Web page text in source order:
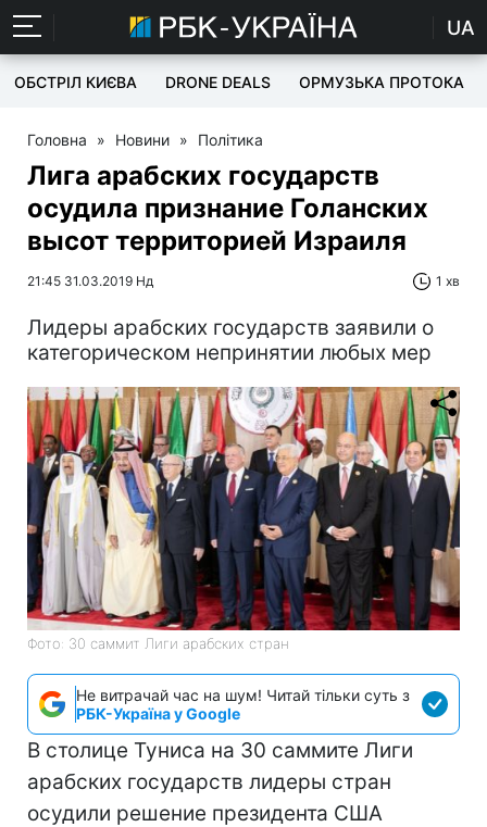
UA
ОБСТРІЛ КИЄВА DRONE DEALS ОРМУЗЬКА ПРОТОКА
Головна » Новини » Політика
Лига арабских государств
осудила признание Голанских
высот территорией Израиля
21:45 31.03.2019 Нд 1 хв
Лидеры арабских государств заявили о
категорическом непринятии любых мер
Фото: 30 саммит Лиги арабских стран
Не витрачай час на шум! Читай тільки суть з
РБК-Україна у Google
В столице Туниса на 30 саммите Лиги
арабских государств лидеры стран
осудили решение президента США